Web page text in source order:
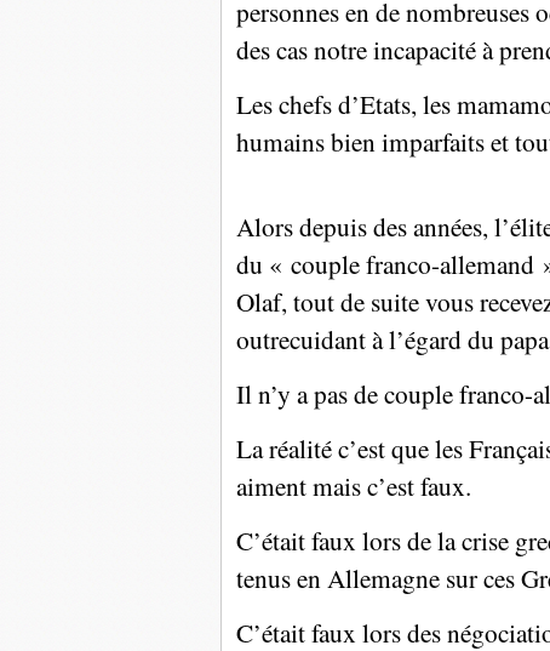
personnes en de nombreuses
des cas notre incapacité à
Les chefs d’Etats, les
humains bien imparfaits et
Alors depuis des années,
du « couple franco-allemand
Olaf, tout de suite vous
outrecuidant à l’égard du
Il n’y a pas de couple franco-
La réalité c’est que les
aiment mais c’est faux.
C’était faux lors de la crise
tenus en Allemagne sur ces
C’était faux lors des